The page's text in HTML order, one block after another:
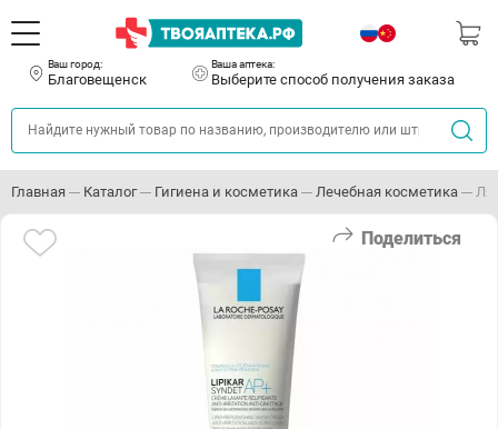
Ваш город:
Благовещенск
Ваша аптека:
Выберите способ получения заказа
Главная Каталог Гигиена и косметика Лечебная косметика Ля
Поделиться